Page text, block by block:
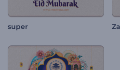
super